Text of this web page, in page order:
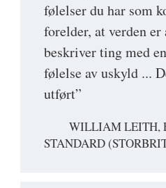
følelser du har som
forelder, at verden er
beskriver ting med
følelse av uskyld ...
utført”
WILLIAM LEITH,
STANDARD